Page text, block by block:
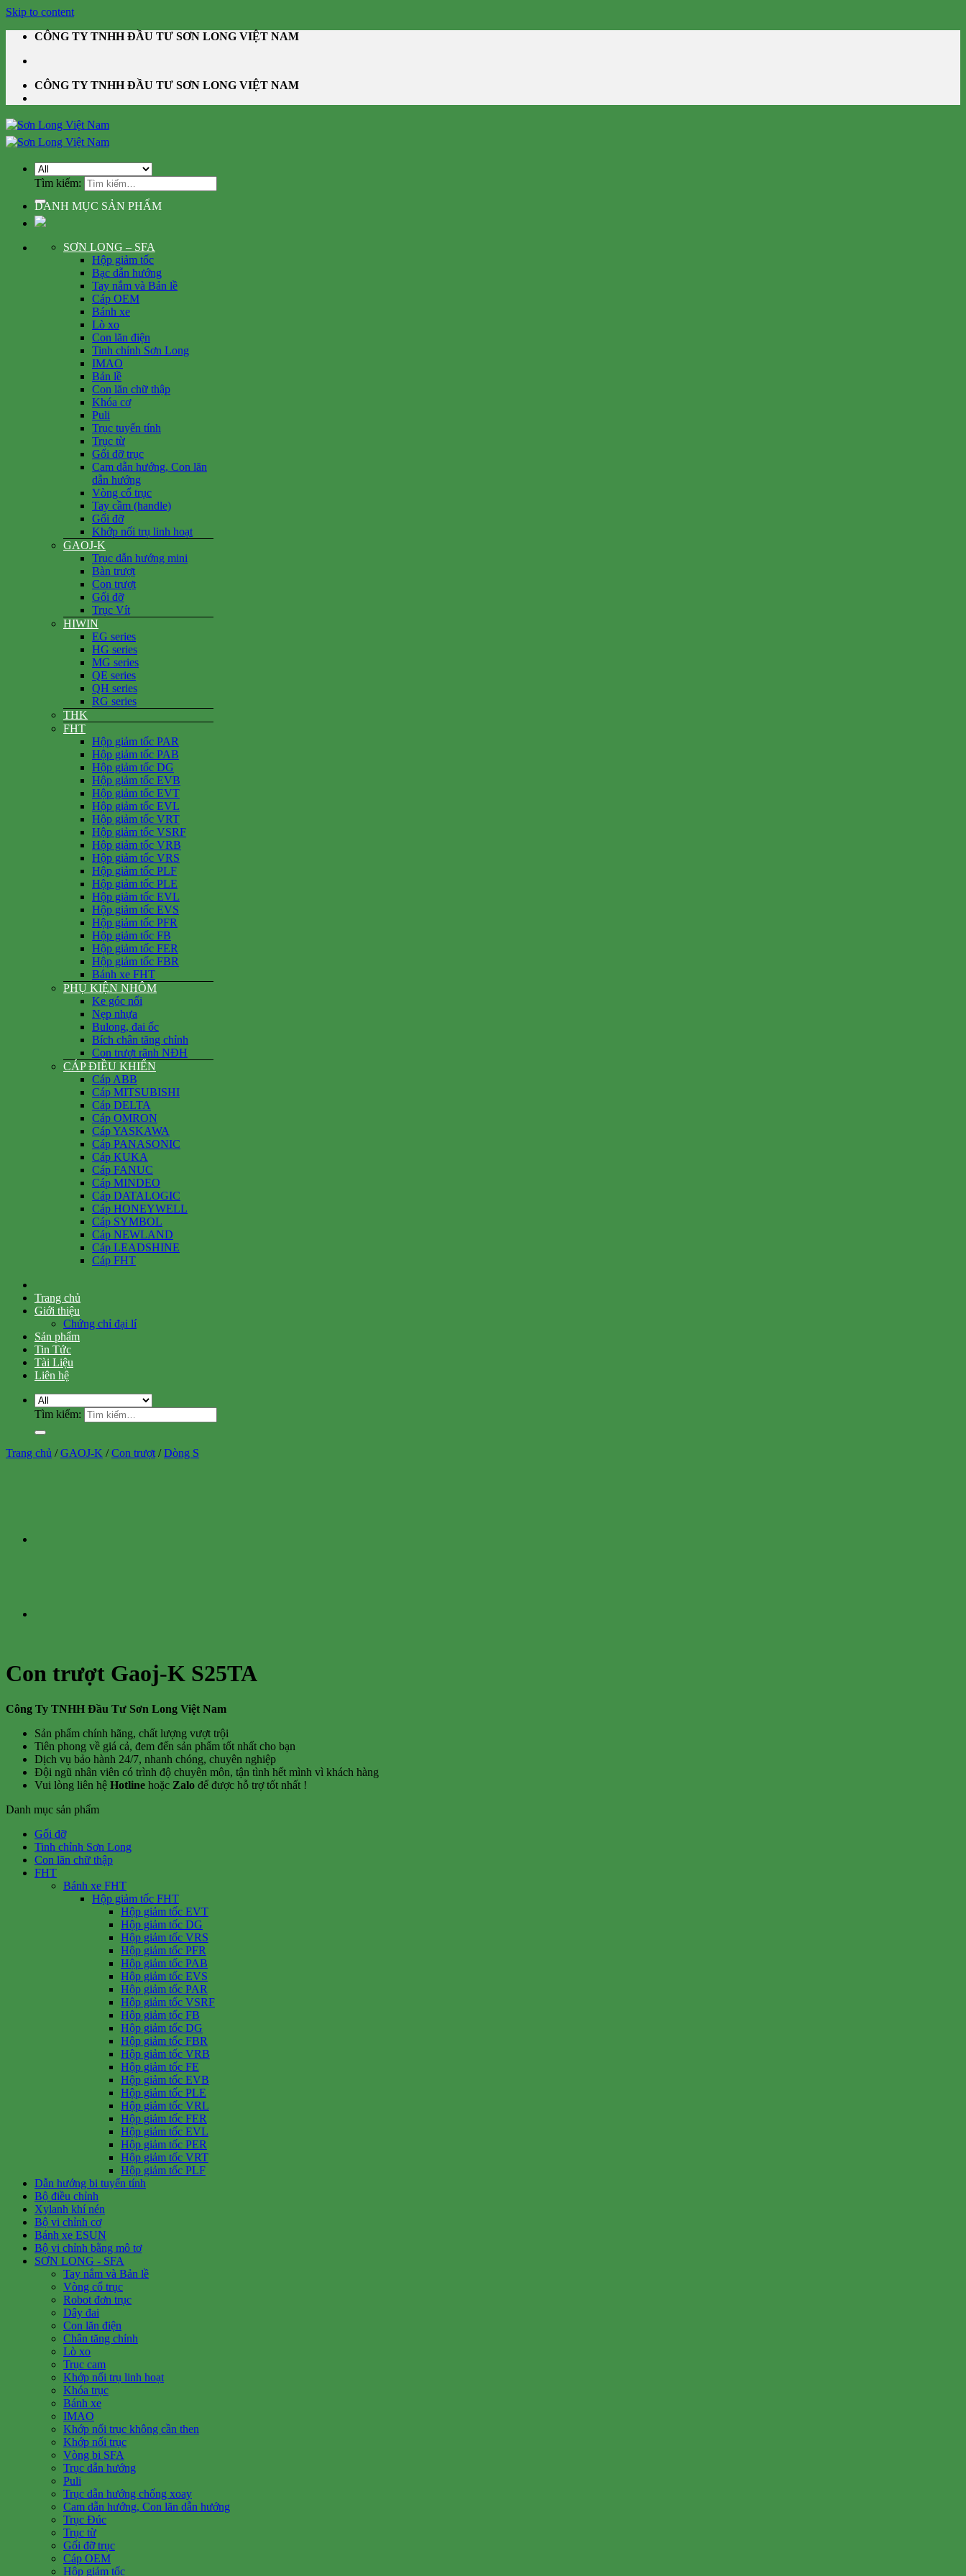
Skip to content
CÔNG TY TNHH ĐẦU TƯ SƠN LONG VIỆT NAM
CÔNG TY TNHH ĐẦU TƯ SƠN LONG VIỆT NAM
Tìm kiếm:
DANH MỤC SẢN PHẨM
SƠN LONG – SFA
Hộp giảm tốc
Bạc dẫn hướng
Tay nắm và Bản lề
Cáp OEM
Bánh xe
Lò xo
Con lăn điện
Tinh chỉnh Sơn Long
IMAO
Bản lề
Con lăn chữ thập
Khóa cơ
Puli
Trục tuyến tính
Trục từ
Gối đỡ trục
Cam dẫn hướng, Con lăn
dẫn hướng
Vòng cổ trục
Tay cầm (handle)
Gối đỡ
Khớp nối trụ linh hoạt
GAOJ-K
Trục dẫn hướng mini
Bàn trượt
Con trượt
Gối đỡ
Trục Vít
HIWIN
EG series
HG series
MG series
QE series
QH series
RG series
THK
FHT
Hộp giảm tốc PAR
Hộp giảm tốc PAB
Hộp giảm tốc DG
Hộp giảm tốc EVB
Hộp giảm tốc EVT
Hộp giảm tốc EVL
Hộp giảm tốc VRT
Hộp giảm tốc VSRF
Hộp giảm tốc VRB
Hộp giảm tốc VRS
Hộp giảm tốc PLF
Hộp giảm tốc PLE
Hộp giảm tốc EVL
Hộp giảm tốc EVS
Hộp giảm tốc PFR
Hộp giảm tốc FB
Hộp giảm tốc FER
Hộp giảm tốc FBR
Bánh xe FHT
PHỤ KIỆN NHÔM
Ke góc nổi
Nẹp nhựa
Bulong, đai ốc
Bích chân tăng chỉnh
Con trượt rãnh NĐH
CÁP ĐIỀU KHIỂN
Cáp ABB
Cáp MITSUBISHI
Cáp DELTA
Cáp OMRON
Cáp YASKAWA
Cáp PANASONIC
Cáp KUKA
Cáp FANUC
Cáp MINDEO
Cáp DATALOGIC
Cáp HONEYWELL
Cáp SYMBOL
Cáp NEWLAND
Cáp LEADSHINE
Cáp FHT
Trang chủ
Giới thiệu
Chứng chỉ đại lí
Sản phẩm
Tin Tức
Tài Liệu
Liên hệ
Tìm kiếm:
Trang chủ / GAOJ-K / Con trượt / Dòng S
Con trượt Gaoj-K S25TA
Công Ty TNHH Đầu Tư Sơn Long Việt Nam
Sản phẩm chính hãng, chất lượng vượt trội
Tiên phong về giá cả, đem đến sản phẩm tốt nhất cho bạn
Dịch vụ bảo hành 24/7, nhanh chóng, chuyên nghiệp
Đội ngũ nhân viên có trình độ chuyên môn, tận tình hết mình vì khách hàng
Vui lòng liên hệ Hotline hoặc Zalo để được hỗ trợ tốt nhất !
Danh mục sản phẩm
Gối đỡ
Tinh chỉnh Sơn Long
Con lăn chữ thập
FHT
Bánh xe FHT
Hộp giảm tốc FHT
Hộp giảm tốc EVT
Hộp giảm tốc DG
Hộp giảm tốc VRS
Hộp giảm tốc PFR
Hộp giảm tốc PAB
Hộp giảm tốc EVS
Hộp giảm tốc PAR
Hộp giảm tốc VSRF
Hộp giảm tốc FB
Hộp giảm tốc DG
Hộp giảm tốc FBR
Hộp giảm tốc VRB
Hộp giảm tốc FE
Hộp giảm tốc EVB
Hộp giảm tốc PLE
Hộp giảm tốc VRL
Hộp giảm tốc FER
Hộp giảm tốc EVL
Hộp giảm tốc PER
Hộp giảm tốc VRT
Hộp giảm tốc PLF
Dẫn hướng bi tuyến tính
Bộ điều chỉnh
Xylanh khí nén
Bộ vi chỉnh cơ
Bánh xe ESUN
Bộ vi chỉnh bằng mô tơ
SƠN LONG - SFA
Tay nắm và Bản lề
Vòng cổ trục
Robot đơn trục
Dây đai
Con lăn điện
Chân tăng chỉnh
Lò xo
Trục cam
Khớp nối trụ linh hoạt
Khóa trục
Bánh xe
IMAO
Khớp nối trục không cần then
Khớp nối trục
Vòng bi SFA
Trục dẫn hướng
Puli
Trục dẫn hướng chống xoay
Cam dẫn hướng, Con lăn dẫn hướng
Trục Đúc
Trục từ
Gối đỡ trục
Cáp OEM
Hộp giảm tốc